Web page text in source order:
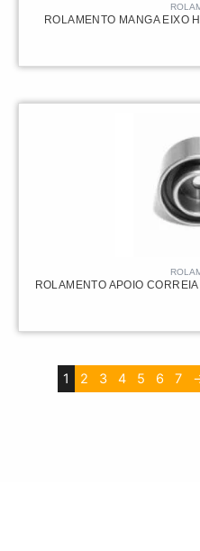
ROLAMENTO MANGA EIXO
ROLAMENTO APOIO
1 2 3 4 5 6 7